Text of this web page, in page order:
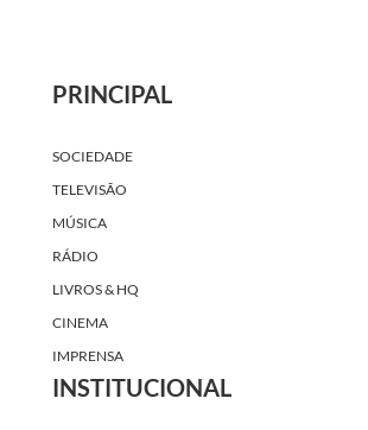
PRINCIPAL
SOCIEDADE
TELEVISÃO
MÚSICA
RÁDIO
LIVROS & HQ
CINEMA
IMPRENSA
INSTITUCIONAL